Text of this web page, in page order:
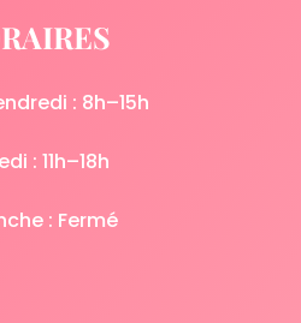
: 8h–15h
: 11h–18h
: Fermé